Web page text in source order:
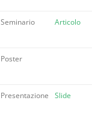
Seminario Articolo
Poster
Presentazione Slide